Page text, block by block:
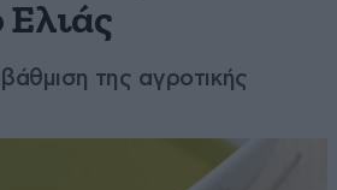
Ελιάς
της αγροτικής